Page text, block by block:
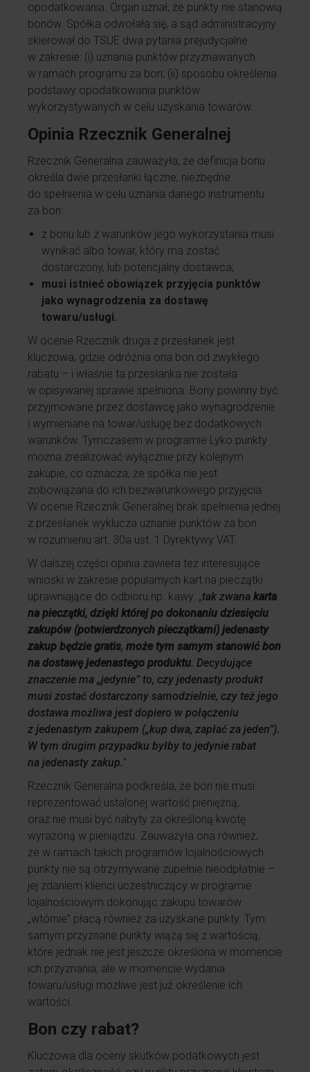
opodatkowania. Organ uznał, że punkty nie stanowią
bonów. Spółka odwołała się, a sąd administracyjny
skierował do TSUE dwa pytania prejudycjalne
w zakresie: (i) uznania punktów przyznawanych
w ramach programu za bon; (ii) sposobu określenia
podstawy opodatkowania punktów
wykorzystywanych w celu uzyskania towarów.
Opinia Rzecznik Generalnej
Rzecznik Generalna zauważyła, że definicja bonu
określa dwie przesłanki łączne, niezbędne
do spełnienia w celu uznania danego instrumentu
za bon:
z bonu lub z warunków jego wykorzystania musi
wynikać albo towar, który ma zostać
dostarczony, lub potencjalny dostawca;
musi istnieć obowiązek przyjęcia punktów
jako wynagrodzenia za dostawę
towaru/usługi.
W ocenie Rzecznik druga z przesłanek jest
kluczowa, gdzie odróżnia ona bon od zwykłego
rabatu – i właśnie ta przesłanka nie została
w opisywanej sprawie spełniona. Bony powinny być
przyjmowane przez dostawcę jako wynagrodzenie
i wymieniane na towar/usługę bez dodatkowych
warunków. Tymczasem w programie Lyko punkty
można zrealizować wyłącznie przy kolejnym
zakupie, co oznacza, że spółka nie jest
zobowiązana do ich bezwarunkowego przyjęcia.
W ocenie Rzecznik Generalnej brak spełnienia jednej
z przesłanek wyklucza uznanie punktów za bon
w rozumieniu art. 30a ust. 1 Dyrektywy VAT.
W dalszej części opinia zawiera też interesujące
wnioski w zakresie popularnych kart na pieczątki
uprawniające do odbioru np. kawy: „tak zwana karta
na pieczątki, dzięki której po dokonaniu dziesięciu
zakupów (potwierdzonych pieczątkami) jedenasty
zakup będzie gratis, może tym samym stanowić bon
na dostawę jedenastego produktu. Decydujące
znaczenie ma „jedynie” to, czy jedenasty produkt
musi zostać dostarczony samodzielnie, czy też jego
dostawa możliwa jest dopiero w połączeniu
z jedenastym zakupem („kup dwa, zapłać za jeden”).
W tym drugim przypadku byłby to jedynie rabat
na jedenasty zakup.”
Rzecznik Generalna podkreśla, że bon nie musi
reprezentować ustalonej wartość pieniężną,
oraz nie musi być nabyty za określoną kwotę
wyrażoną w pieniądzu. Zauważyła ona również,
że w ramach takich programów lojalnościowych
punkty nie są otrzymywane zupełnie nieodpłatnie –
jej zdaniem klienci uczestniczący w programie
lojalnościowym dokonując zakupu towarów
„wtórnie” płacą również za uzyskane punkty. Tym
samym przyznane punkty wiążą się z wartością,
które jednak nie jest jeszcze określona w momencie
ich przyznania, ale w momencie wydania
towaru/usługi możliwe jest już określenie ich
wartości.
Bon czy rabat?
Kluczowa dla oceny skutków podatkowych jest